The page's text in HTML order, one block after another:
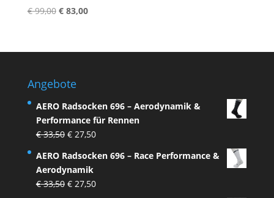
€99,00 Ursprünglicher
€ 99,00
€83,00Aktueller
€ 83,00.
Angebote
AERO Radsocken 696 – Aerodynamik &
Performance für Rennen
€33,50 Ursprünglicher
war:
€ 33,50
€27,50Aktueller
ist:
AERO Radsocken 696 – Race Performance &
Aerodynamik
€33,50 Ursprünglicher
€27,50Aktueller